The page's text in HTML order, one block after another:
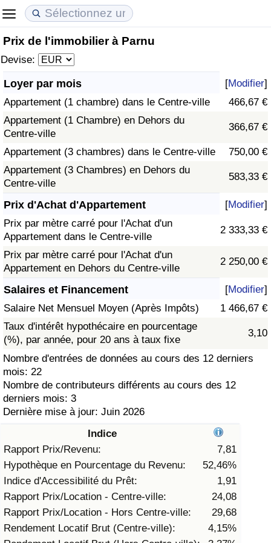
Prix de l'immobilier à Parnu
Devise:
Loyer par mois [Modifier]
Appartement (1 chambre) dans le Centre-ville
466,67 €
Appartement (1 Chambre) en Dehors du
Centre-ville
366,67 €
Appartement (3 chambres) dans le Centre-ville
750,00 €
Appartement (3 Chambres) en Dehors du
Centre-ville
583,33 €
Prix d'Achat d'Appartement [Modifier]
Prix par mètre carré pour l'Achat d'un
Appartement dans le Centre-ville
2 333,33 €
Prix par mètre carré pour l'Achat d'un
Appartement en Dehors du Centre-ville
2 250,00 €
Salaires et Financement [Modifier]
Salaire Net Mensuel Moyen (Après Impôts)
1 466,67 €
Taux d'intérêt hypothécaire en pourcentage
(%), par année, pour 20 ans à taux fixe
3,10
Nombre d'entrées de données au cours des 12 derniers
mois: 22
Nombre de contributeurs différents au cours des 12
derniers mois: 3
Dernière mise à jour: Juin 2026
Indice
Rapport Prix/Revenu:
7,81
Hypothèque en Pourcentage du Revenu:
52,46%
Indice d'Accessibilité du Prêt:
1,91
Rapport Prix/Location - Centre-ville:
24,08
Rapport Prix/Location - Hors Centre-ville:
29,68
Rendement Locatif Brut (Centre-ville):
4,15%
Coût de la vie
Indice du Coût de la Vie (Actuel)
Indice du Coût de la Vie
Indice du coût de la vie par pays
à Akaba
Prix de l'immobilier
Indice des Prix de l'immobilier (Actuel)
Indice des Prix de l'immobilier
Indice des Prix de l'immobilier par Pays
Qualité de Vie
Indice de Qualité de Vie
Indice de Qualité de Vie (Actuel)
Indice de qualité de vie par pays
Criminalité
Indice de Criminalité (Actuel)
Indice de Criminalité
Indice de criminalité par pays
Soins de santé
Indice des soins de santé (Actuel)
Indice des soins de santé
Indice des soins de santé par Pays
Pollution
Indice de Pollution (Actuel)
Indice de pollution
Indice de Pollution par Pays
Trafic